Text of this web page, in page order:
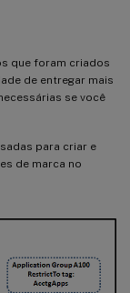
que foram criados
de entregar mais
se você
para criar e
de marca no